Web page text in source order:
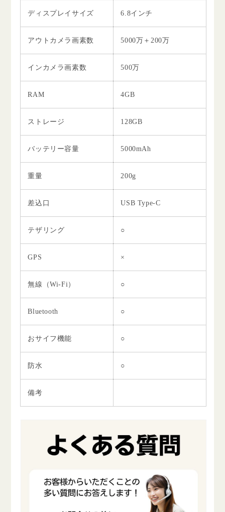
ディスプレイサイズ 6.8インチ
アウトカメラ画素数 5000万＋200万
インカメラ画素数 500万
RAM 4GB
ストレージ 128GB
バッテリー容量 5000mAh
重量 200g
差込口 USB Type-C
テザリング ○
GPS ×
無線（Wi-Fi） ○
Bluetooth ○
おサイフ機能 ○
防水 ○
備考